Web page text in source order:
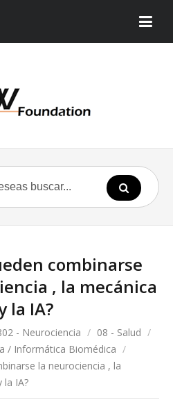
combinarse
, la mecánica
la IA?
- Neurociencia / 08 - Salud /
/ Informática Biomédica /
la neurociencia , la
la IA?